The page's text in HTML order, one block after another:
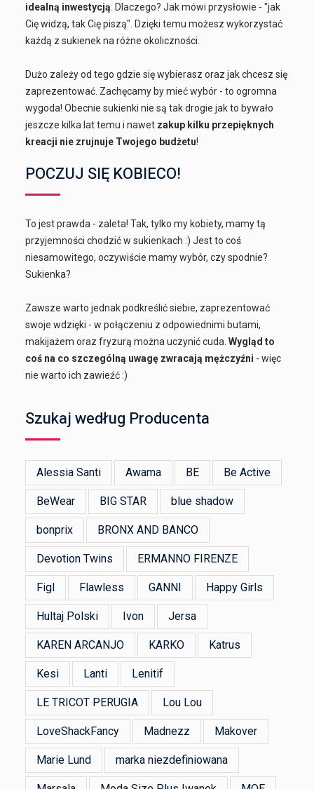
idealną inwestycją . Dlaczego? Jak mówi przysłowie - "jak
Cię widzą, tak Cię piszą". Dzięki temu możesz wykorzystać
każdą z sukienek na różne okoliczności.
Dużo zależy od tego gdzie się wybierasz oraz jak chcesz się
zaprezentować. Zachęcamy by mieć wybór - to ogromna
wygoda! Obecnie sukienki nie są tak drogie jak to bywało
jeszcze kilka lat temu i nawet zakup kilku przepięknych
kreacji nie zrujnuje Twojego budżetu!
POCZUJ SIĘ KOBIECO!
To jest prawda - zaleta! Tak, tylko my kobiety, mamy tą
przyjemności chodzić w sukienkach :) Jest to coś
niesamowitego, oczywiście mamy wybór, czy spodnie?
Sukienka?
Zawsze warto jednak podkreślić siebie, zaprezentować
swoje wdzięki - w połączeniu z odpowiednimi butami,
makijażem oraz fryzurą można uczynić cuda.Wygląd to
coś na co szczególną uwagę zwracają mężczyźni - więc
nie warto ich zawieźć :)
Szukaj według Producenta
Alessia Santi Awama BE Be Active
BeWear BIG STAR blue shadow
bonprix BRONX AND BANCO
Devotion Twins ERMANNO FIRENZE
Figl Flawless GANNI Happy Girls
Hultaj Polski Ivon Jersa
KAREN ARCANJO KARKO Katrus
Kesi Lanti Lenitif
LE TRICOT PERUGIA Lou Lou
LoveShackFancy Madnezz Makover
Marie Lund marka niezdefiniowana